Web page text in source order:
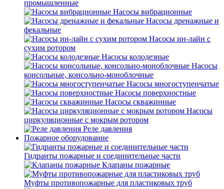
промышленные
Насосы вибрационные
Насосы дренажные и
фекальные
Насосы ин-лайн с
сухим ротором
Насосы колодезные
Насосы
консольные, консольно-моноблочные
Насосы многоступенчатые
Насосы поверхностные
Насосы скважинные
Насосы
циркуляционные с мокрым ротором
Реле давления
Пожарное оборудование
Гидранты пожарные и соединительные части
Клапаны пожарные
Муфты противопожарные для пластиковых труб